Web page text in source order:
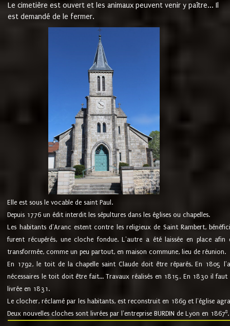
Le cimetière est ouvert et les animaux peuvent venir y paître... Il
est demandé de le fermer.
Elle est sous le vocable de saint Paul.
Depuis 1776 un édit interdit les sépultures dans les églises ou chapelles.
Les habitants d'Aranc estent contre les religieux de Saint Rambert,
furent récupérés, une cloche fondue. L'autre a été laissée en place
transformée, comme un peu partout, en maison commune, lieu de réunion.
En 1792, le toit de la chapelle saint Claude doit être réparés. En 1805
nécessaires le toit doit être fait... Travaux réalisés en 1815. En 1830 il
livrée en 1831.
Le clocher, réclamé par les habitants, est reconstruit en 1869 et l'église
Deux nouvelles cloches sont livrées par l'entreprise BURDIN de Lyon en 18678.